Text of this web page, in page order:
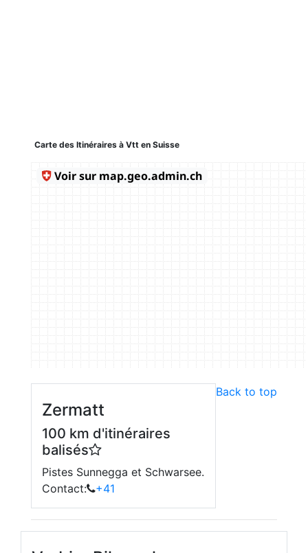
Carte des Itinéraires à Vtt en Suisse
Back to top
Zermatt
100 km d'itinéraires
balisés
Pistes Sunnegga et Schwarsee.
Contact:
+41